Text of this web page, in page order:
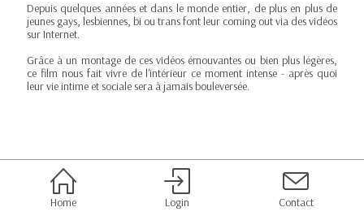
Depuis quelques années et dans le monde entier, de plus en plus de
jeunes gays, lesbiennes, bi ou trans font leur coming out via des vidéos
sur Internet.
Grâce à un montage de ces vidéos émouvantes ou bien plus légères,
ce film nous fait vivre de l'intérieur ce moment intense - après quoi
leur vie intime et sociale sera à jamais bouleversée.
Home Login Contact